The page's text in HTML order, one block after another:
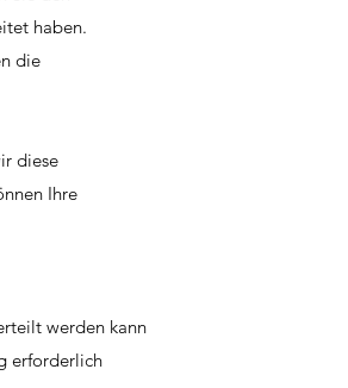
haben.
die
diese
Ihre
werden kann
erforderlich